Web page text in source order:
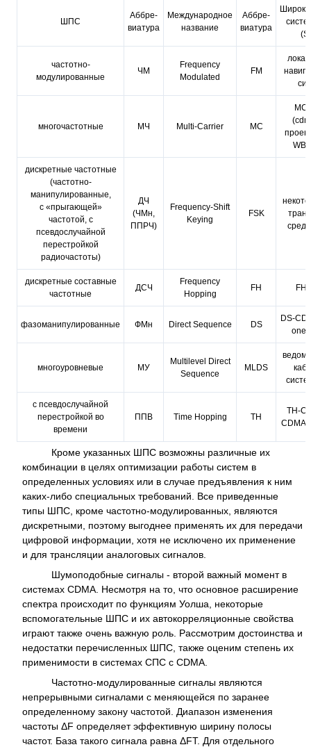
ШПС
Аббре-
виатура
Международное
название
Аббре-
виатура
частотно-
модулированные
ЧМ
Frequency
Modulated
FM
многочастотные МЧ Multi-Carrier MC
WB-
дискретные частотные
(частотно-
манипулированные,
с «прыгающей»
частотой, с
псевдослучайной
перестройкой
радиочастоты)
ДЧ
(ЧМн,
ППРЧ)
Frequency-Shift
Keying
FSK
дискретные составные
частотные
ДСЧ
Frequency
Hopping
FH
фазоманипулированные ФМн Direct Sequence DS
DS-
one-
многоуровневые МУ
Multilevel Direct
Sequence
MLDS
с псевдослучайной
перестройкой во
времени
ППВ Time Hopping TH
TH-
CDMA,
Кроме указанных ШПС возможны различные их
комбинации в целях оптимизации работы систем в
определенных условиях или в случае предъявления к ним
каких-либо специальных требований. Все приведенные
типы ШПС, кроме частотно-модулированных, являются
дискретными, поэтому выгоднее применять их для передачи
цифровой информации, хотя не исключено их применение
и для трансляции аналоговых сигналов.
Шумоподобные сигналы - второй важный момент в
системах CDMA. Несмотря на то, что основное расширение
спектра происходит по функциям Уолша, некоторые
вспомогательные ШПС и их автокорреляционные свойства
играют также очень важную роль. Рассмотрим достоинства и
недостатки перечисленных ШПС, также оценим степень их
применимости в системах СПС с CDMA.
Частотно-модулированные сигналы являются
непрерывными сигналами с меняющейся по заранее
определенному закону частотой. Диапазон изменения
частоты ΔF определяет эффективную ширину полосы
частот. База такого сигнала равна ΔFT. Для отдельного